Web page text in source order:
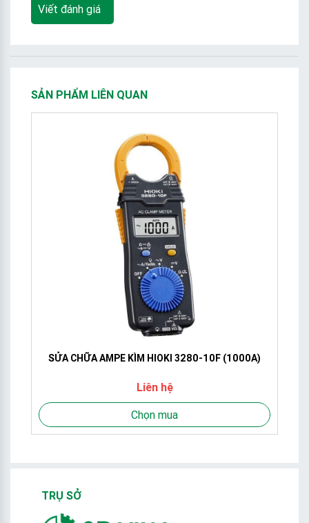
Viết đánh giá
SẢN PHẨM LIÊN QUAN
SỬA CHỮA AMPE KÌM HIOKI 3280-10F (1000A)
Liên hệ
Chọn mua
TRỤ SỞ